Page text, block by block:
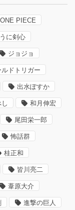
ONE PIECE
に剣心
ジョジョ
ルドトリガー
出水ぽすか
和月伸宏
尾田栄一郎
怖話群
桂正和
皆川亮二
葦原大介
進撃の巨人